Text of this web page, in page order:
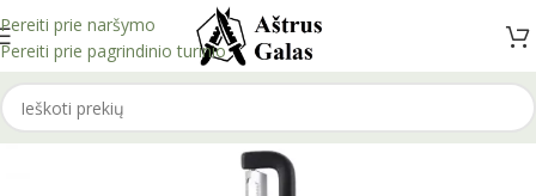
Pereiti prie naršymo
Pereiti prie pagrindinio turinio